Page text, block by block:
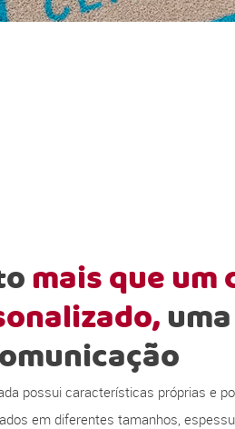
mais que um
possui características próprias e
em diferentes tamanhos,